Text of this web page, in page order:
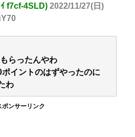
f7cf-4SLD) 2022/11/27(日)
らったんやわ
イントのはずやったのに
わ
ポンサーリンク